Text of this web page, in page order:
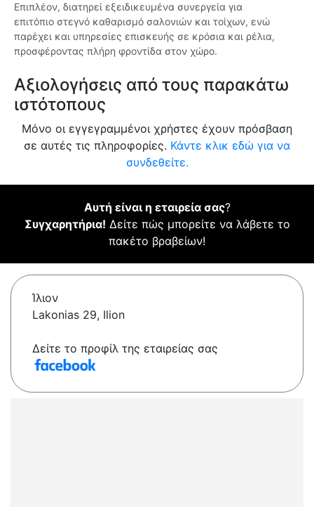
Επιπλέον, διατηρεί εξειδικευμένα συνεργεία για
επιτόπιο στεγνό καθαρισμό σαλονιών και τοίχων, ενώ
παρέχει και υπηρεσίες επισκευής σε κρόσια και ρέλια,
προσφέροντας πλήρη φροντίδα στον χώρο.
Αξιολογήσεις από τους παρακάτω
ιστότοπους
Μόνο οι εγγεγραμμένοι χρήστες έχουν πρόσβαση
σε αυτές τις πληροφορίες. Κάντε κλικ εδώ για να
συνδεθείτε.
Αυτή είναι η εταιρεία σας?
Συγχαρητήρια! Δείτε πώς μπορείτε να λάβετε το
πακέτο βραβείων!
Ίλιον
Lakonias 29, Ilion
Δείτε το προφίλ της εταιρείας σας